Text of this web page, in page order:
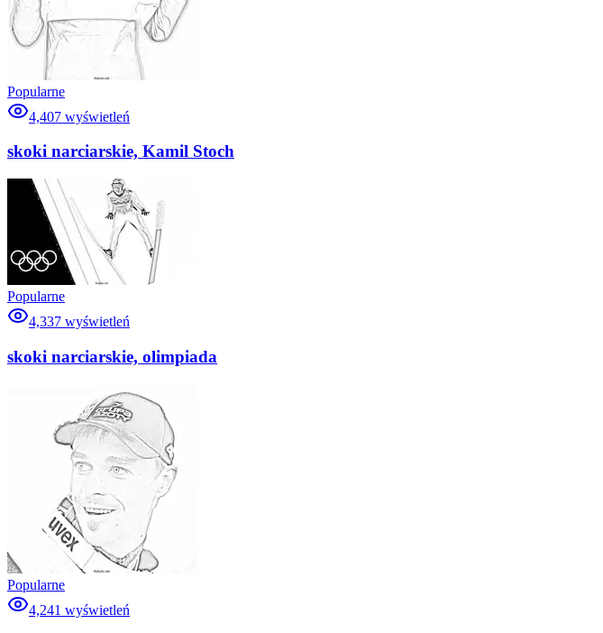
Popularne
4,407 wyświetleń
skoki narciarskie, Kamil Stoch
Popularne
4,337 wyświetleń
skoki narciarskie, olimpiada
Popularne
4,241 wyświetleń